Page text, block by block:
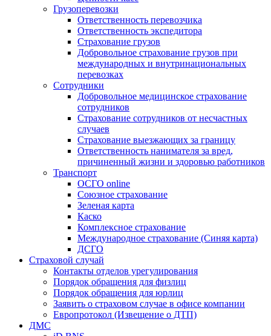
Грузоперевозки
Ответственность перевозчика
Ответственность экспедитора
Страхование грузов
Добровольное страхование грузов при
международных и внутринациональных
перевозках
Сотрудники
Добровольное медицинское страхование
сотрудников
Страхование сотрудников от несчастных
случаев
Страхование выезжающих за границу
Ответственность нанимателя за вред,
причиненный жизни и здоровью работников
Транспорт
ОСГО online
Союзное страхование
Зеленая карта
Каско
Комплексное страхование
Международное страхование (Синяя карта)
ДСГО
Страховой случай
Контакты отделов урегулирования
Порядок обращения для физлиц
Порядок обращения для юрлиц
Заявить о страховом случае в офисе компании
Европротокол (Извещение о ДТП)
ДМС